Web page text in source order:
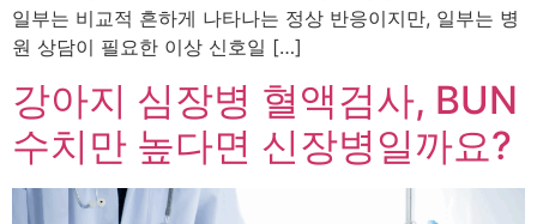
일부는 비교적 흔하게 나타나는 정상 반응이지만, 일부는 병
원 상담이 필요한 이상 신호일 […]
강아지 심장병 혈액검사, BUN
수치만 높다면 신장병일까요?